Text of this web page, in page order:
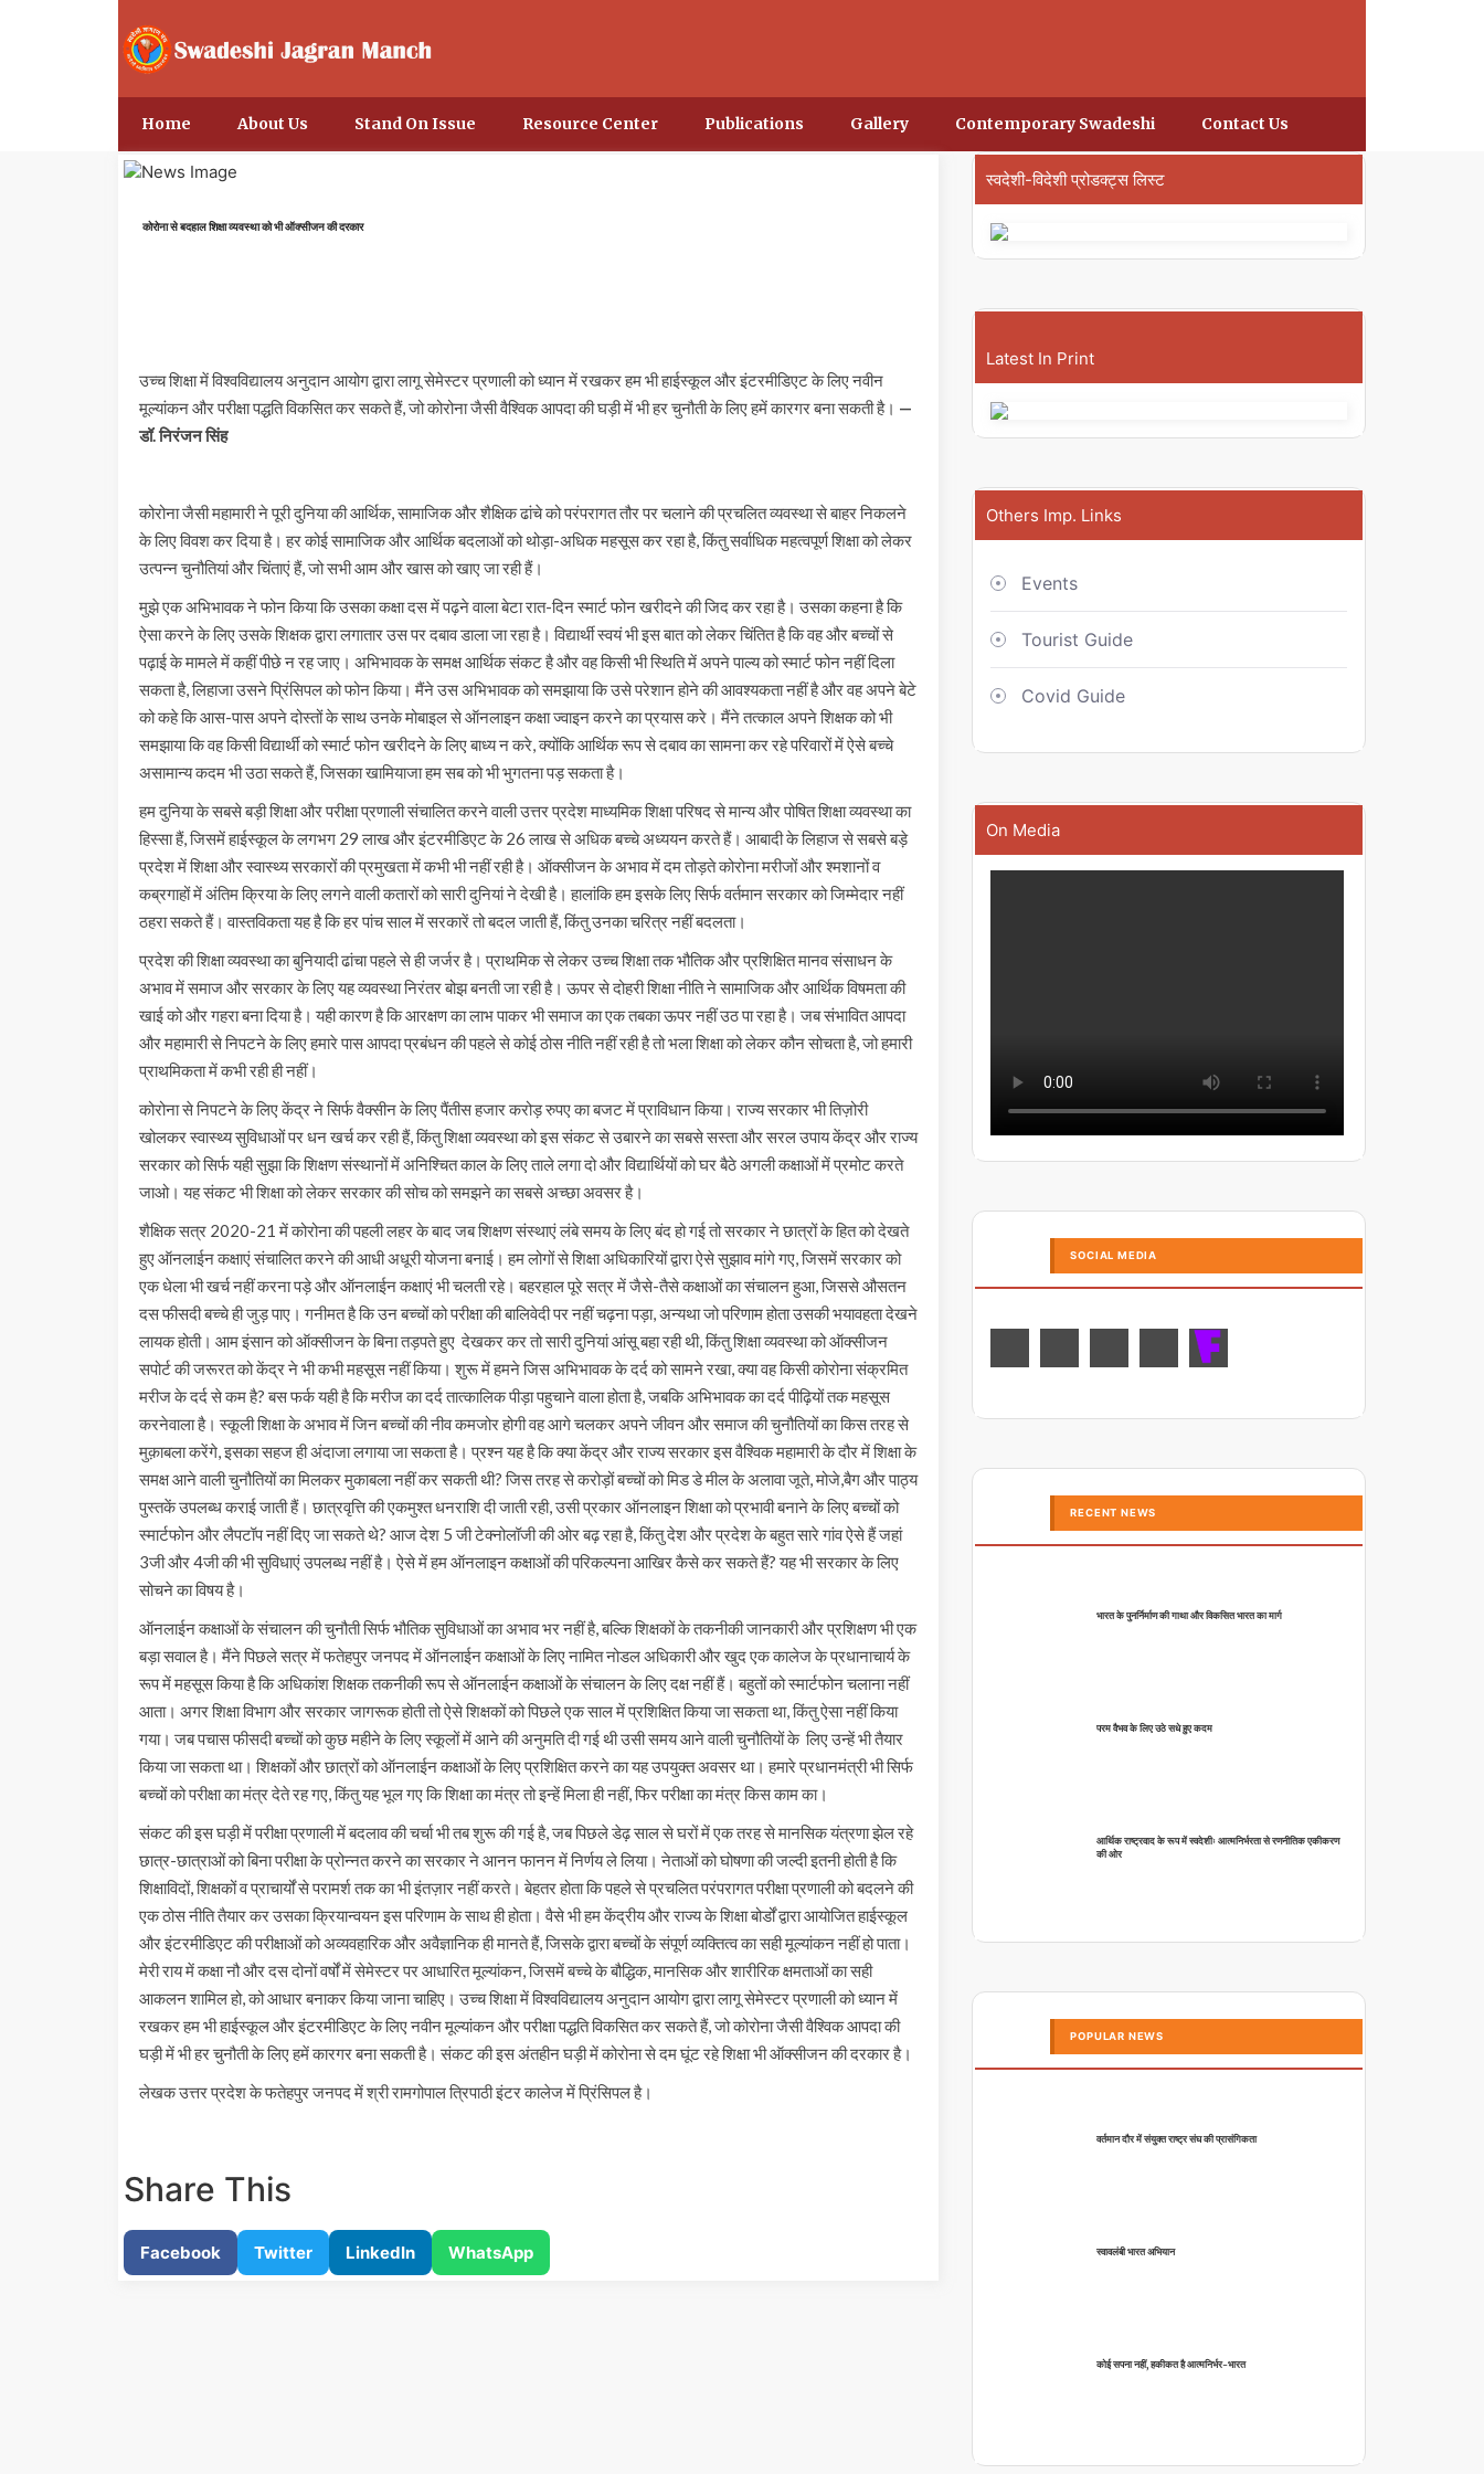
Home About Us Stand On Issue Resource Center Publications Gallery Contemporary Swadeshi Contact Us
कोरोना से बदहाल शिक्षा व्यवस्था को भी ऑक्सीजन की दरकार
उच्च शिक्षा में विश्वविद्यालय अनुदान आयोग द्वारा लागू सेमेस्टर प्रणाली को ध्यान में रखकर हम भी हाईस्कूल और इंटरमीडिएट के लिए नवीन
मूल्यांकन और परीक्षा पद्धति विकसित कर सकते हैं, जो कोरोना जैसी वैश्विक आपदा की घड़ी में भी हर चुनौती के लिए हमें कारगर बना सकती है। —
डॉ. निरंजन सिंह
कोरोना जैसी महामारी ने पूरी दुनिया की आर्थिक, सामाजिक और शैक्षिक ढांचे को परंपरागत तौर पर चलाने की प्रचलित व्यवस्था से बाहर निकलने
के लिए विवश कर दिया है। हर कोई सामाजिक और आर्थिक बदलाओं को थोड़ा-अधिक महसूस कर रहा है, किंतु सर्वाधिक महत्वपूर्ण शिक्षा को लेकर
उत्पन्न चुनौतियां और चिंताएं हैं, जो सभी आम और खास को खाए जा रही हैं।
मुझे एक अभिभावक ने फोन किया कि उसका कक्षा दस में पढ़ने वाला बेटा रात-दिन स्मार्ट फोन खरीदने की जिद कर रहा है। उसका कहना है कि
ऐसा करने के लिए उसके शिक्षक द्वारा लगातार उस पर दबाव डाला जा रहा है। विद्यार्थी स्वयं भी इस बात को लेकर चिंतित है कि वह और बच्चों से
पढ़ाई के मामले में कहीं पीछे न रह जाए। अभिभावक के समक्ष आर्थिक संकट है और वह किसी भी स्थिति में अपने पाल्य को स्मार्ट फोन नहीं दिला
सकता है, लिहाजा उसने प्रिंसिपल को फोन किया। मैंने उस अभिभावक को समझाया कि उसे परेशान होने की आवश्यकता नहीं है और वह अपने बेटे
को कहे कि आस-पास अपने दोस्तों के साथ उनके मोबाइल से ऑनलाइन कक्षा ज्वाइन करने का प्रयास करे। मैंने तत्काल अपने शिक्षक को भी
समझाया कि वह किसी विद्यार्थी को स्मार्ट फोन खरीदने के लिए बाध्य न करे, क्योंकि आर्थिक रूप से दबाव का सामना कर रहे परिवारों में ऐसे बच्चे
असामान्य कदम भी उठा सकते हैं, जिसका खामियाजा हम सब को भी भुगतना पड़ सकता है।
हम दुनिया के सबसे बड़ी शिक्षा और परीक्षा प्रणाली संचालित करने वाली उत्तर प्रदेश माध्यमिक शिक्षा परिषद से मान्य और पोषित शिक्षा व्यवस्था का
हिस्सा हैं, जिसमें हाईस्कूल के लगभग 29 लाख और इंटरमीडिएट के 26 लाख से अधिक बच्चे अध्ययन करते हैं। आबादी के लिहाज से सबसे बड़े
प्रदेश में शिक्षा और स्वास्थ्य सरकारों की प्रमुखता में कभी भी नहीं रही है। ऑक्सीजन के अभाव में दम तोड़ते कोरोना मरीजों और श्मशानों व
कब्रगाहों में अंतिम क्रिया के लिए लगने वाली कतारों को सारी दुनियां ने देखी है। हालांकि हम इसके लिए सिर्फ वर्तमान सरकार को जिम्मेदार नहीं
ठहरा सकते हैं। वास्तविकता यह है कि हर पांच साल में सरकारें तो बदल जाती हैं, किंतु उनका चरित्र नहीं बदलता।
प्रदेश की शिक्षा व्यवस्था का बुनियादी ढांचा पहले से ही जर्जर है। प्राथमिक से लेकर उच्च शिक्षा तक भौतिक और प्रशिक्षित मानव संसाधन के
अभाव में समाज और सरकार के लिए यह व्यवस्था निरंतर बोझ बनती जा रही है। ऊपर से दोहरी शिक्षा नीति ने सामाजिक और आर्थिक विषमता की
खाई को और गहरा बना दिया है। यही कारण है कि आरक्षण का लाभ पाकर भी समाज का एक तबका ऊपर नहीं उठ पा रहा है। जब संभावित आपदा
और महामारी से निपटने के लिए हमारे पास आपदा प्रबंधन की पहले से कोई ठोस नीति नहीं रही है तो भला शिक्षा को लेकर कौन सोचता है, जो हमारी
प्राथमिकता में कभी रही ही नहीं।
कोरोना से निपटने के लिए केंद्र ने सिर्फ वैक्सीन के लिए पैंतीस हजार करोड़ रुपए का बजट में प्राविधान किया। राज्य सरकार भी तिज़ोरी
खोलकर स्वास्थ्य सुविधाओं पर धन खर्च कर रही हैं, किंतु शिक्षा व्यवस्था को इस संकट से उबारने का सबसे सस्ता और सरल उपाय केंद्र और राज्य
सरकार को सिर्फ यही सुझा कि शिक्षण संस्थानों में अनिश्चित काल के लिए ताले लगा दो और विद्यार्थियों को घर बैठे अगली कक्षाओं में प्रमोट करते
जाओ। यह संकट भी शिक्षा को लेकर सरकार की सोच को समझने का सबसे अच्छा अवसर है।
शैक्षिक सत्र 2020-21 में कोरोना की पहली लहर के बाद जब शिक्षण संस्थाएं लंबे समय के लिए बंद हो गई तो सरकार ने छात्रों के हित को देखते
हुए ऑनलाईन कक्षाएं संचालित करने की आधी अधूरी योजना बनाई। हम लोगों से शिक्षा अधिकारियों द्वारा ऐसे सुझाव मांगे गए, जिसमें सरकार को
एक धेला भी खर्च नहीं करना पड़े और ऑनलाईन कक्षाएं भी चलती रहे। बहरहाल पूरे सत्र में जैसे-तैसे कक्षाओं का संचालन हुआ, जिससे औसतन
दस फीसदी बच्चे ही जुड़ पाए। गनीमत है कि उन बच्चों को परीक्षा की बालिवेदी पर नहीं चढ़ना पड़ा, अन्यथा जो परिणाम होता उसकी भयावहता देखने
लायक होती। आम इंसान को ऑक्सीजन के बिना तड़पते हुए देखकर कर तो सारी दुनियां आंसू बहा रही थी, किंतु शिक्षा व्यवस्था को ऑक्सीजन
सपोर्ट की जरूरत को केंद्र ने भी कभी महसूस नहीं किया। शुरू में हमने जिस अभिभावक के दर्द को सामने रखा, क्या वह किसी कोरोना संक्रमित
मरीज के दर्द से कम है? बस फर्क यही है कि मरीज का दर्द तात्कालिक पीड़ा पहुचाने वाला होता है, जबकि अभिभावक का दर्द पीढ़ियों तक महसूस
करनेवाला है। स्कूली शिक्षा के अभाव में जिन बच्चों की नीव कमजोर होगी वह आगे चलकर अपने जीवन और समाज की चुनौतियों का किस तरह से
मुक़ाबला करेंगे, इसका सहज ही अंदाजा लगाया जा सकता है। प्रश्न यह है कि क्या केंद्र और राज्य सरकार इस वैश्विक महामारी के दौर में शिक्षा के
समक्ष आने वाली चुनौतियों का मिलकर मुकाबला नहीं कर सकती थी? जिस तरह से करोड़ों बच्चों को मिड डे मील के अलावा जूते, मोजे,बैग और पाठ्य
पुस्तकें उपलब्ध कराई जाती हैं। छात्रवृत्ति की एकमुश्त धनराशि दी जाती रही, उसी प्रकार ऑनलाइन शिक्षा को प्रभावी बनाने के लिए बच्चों को
स्मार्टफोन और लैपटॉप नहीं दिए जा सकते थे? आज देश 5 जी टेक्नोलॉजी की ओर बढ़ रहा है, किंतु देश और प्रदेश के बहुत सारे गांव ऐसे हैं जहां
3जी और 4जी की भी सुविधाएं उपलब्ध नहीं है। ऐसे में हम ऑनलाइन कक्षाओं की परिकल्पना आखिर कैसे कर सकते हैं? यह भी सरकार के लिए
सोचने का विषय है।
ऑनलाईन कक्षाओं के संचालन की चुनौती सिर्फ भौतिक सुविधाओं का अभाव भर नहीं है, बल्कि शिक्षकों के तकनीकी जानकारी और प्रशिक्षण भी एक
बड़ा सवाल है। मैंने पिछले सत्र में फतेहपुर जनपद में ऑनलाईन कक्षाओं के लिए नामित नोडल अधिकारी और खुद एक कालेज के प्रधानाचार्य के
रूप में महसूस किया है कि अधिकांश शिक्षक तकनीकी रूप से ऑनलाईन कक्षाओं के संचालन के लिए दक्ष नहीं हैं। बहुतों को स्मार्टफोन चलाना नहीं
आता। अगर शिक्षा विभाग और सरकार जागरूक होती तो ऐसे शिक्षकों को पिछले एक साल में प्रशिक्षित किया जा सकता था, किंतु ऐसा नहीं किया
गया। जब पचास फीसदी बच्चों को कुछ महीने के लिए स्कूलों में आने की अनुमति दी गई थी उसी समय आने वाली चुनौतियों के लिए उन्हें भी तैयार
किया जा सकता था। शिक्षकों और छात्रों को ऑनलाईन कक्षाओं के लिए प्रशिक्षित करने का यह उपयुक्त अवसर था। हमारे प्रधानमंत्री भी सिर्फ
बच्चों को परीक्षा का मंत्र देते रह गए, किंतु यह भूल गए कि शिक्षा का मंत्र तो इन्हें मिला ही नहीं, फिर परीक्षा का मंत्र किस काम का।
संकट की इस घड़ी में परीक्षा प्रणाली में बदलाव की चर्चा भी तब शुरू की गई है, जब पिछले डेढ़ साल से घरों में एक तरह से मानसिक यंत्रणा झेल रहे
छात्र-छात्राओं को बिना परीक्षा के प्रोन्नत करने का सरकार ने आनन फानन में निर्णय ले लिया। नेताओं को घोषणा की जल्दी इतनी होती है कि
शिक्षाविदों, शिक्षकों व प्राचार्यों से परामर्श तक का भी इंतज़ार नहीं करते। बेहतर होता कि पहले से प्रचलित परंपरागत परीक्षा प्रणाली को बदलने की
एक ठोस नीति तैयार कर उसका क्रियान्वयन इस परिणाम के साथ ही होता। वैसे भी हम केंद्रीय और राज्य के शिक्षा बोर्डों द्वारा आयोजित हाईस्कूल
और इंटरमीडिएट की परीक्षाओं को अव्यवहारिक और अवैज्ञानिक ही मानते हैं, जिसके द्वारा बच्चों के संपूर्ण व्यक्तित्व का सही मूल्यांकन नहीं हो पाता।
मेरी राय में कक्षा नौ और दस दोनों वर्षों में सेमेस्टर पर आधारित मूल्यांकन, जिसमें बच्चे के बौद्धिक, मानसिक और शारीरिक क्षमताओं का सही
आकलन शामिल हो, को आधार बनाकर किया जाना चाहिए। उच्च शिक्षा में विश्वविद्यालय अनुदान आयोग द्वारा लागू सेमेस्टर प्रणाली को ध्यान में
रखकर हम भी हाईस्कूल और इंटरमीडिएट के लिए नवीन मूल्यांकन और परीक्षा पद्धति विकसित कर सकते हैं, जो कोरोना जैसी वैश्विक आपदा की
घड़ी में भी हर चुनौती के लिए हमें कारगर बना सकती है। संकट की इस अंतहीन घड़ी में कोरोना से दम घूंट रहे शिक्षा भी ऑक्सीजन की दरकार है।
लेखक उत्तर प्रदेश के फतेहपुर जनपद में श्री रामगोपाल त्रिपाठी इंटर कालेज में प्रिंसिपल है।
Share This
Facebook Twitter LinkedIn WhatsApp
स्वदेशी-विदेशी प्रोडक्ट्स लिस्ट
Latest In Print
Others Imp. Links
Events
Tourist Guide
Covid Guide
On Media
SOCIAL MEDIA
RECENT NEWS
भारत के पुनर्निर्माण की गाथा और विकसित भारत का मार्ग
परम वैभव के लिए उठे सधे हुए कदम
आर्थिक राष्ट्रवाद के रूप में स्वदेशीः आत्मनिर्भरता से रणनीतिक एकीकरण
की ओर
POPULAR NEWS
वर्तमान दौर में संयुक्त राष्ट्र संघ की प्रासंगिकता
स्वावलंबी भारत अभियान
कोई सपना नहीं, हकीकत है आत्मनिर्भर-भारत